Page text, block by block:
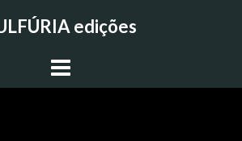
edições